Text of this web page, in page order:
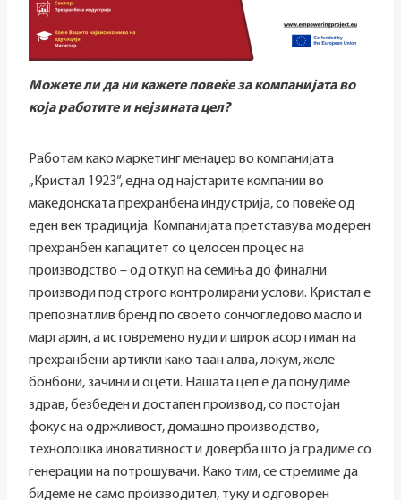
Можете ли да ни кажете повеќе за компанијата во
која работите и нејзината цел?
Работам како маркетинг менаџер во компанијата
„Кристал 1923“, една од најстарите компании во
македонската прехранбена индустрија, со повеќе од
еден век традиција. Компанијата претставува модерен
прехранбен капацитет со целосен процес на
производство – од откуп на семиња до финални
производи под строго контролирани услови. Кристал е
препознатлив бренд по своето сончогледово масло и
маргарин, а истовремено нуди и широк асортиман на
прехранбени артикли како таан алва, локум, желе
бонбони, зачини и оцети. Нашата цел е да понудиме
здрав, безбеден и достапен производ, со постојан
фокус на одржливост, домашно производство,
технолошка иновативност и доверба што ја градиме со
генерации на потрошувачи. Како тим, се стремиме да
бидеме не само производител, туку и одговорен